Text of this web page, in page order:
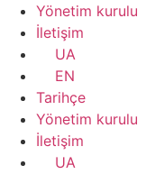
Yönetim kurulu
İletişim
UA
EN
Tarihçe
Yönetim kurulu
İletişim
UA